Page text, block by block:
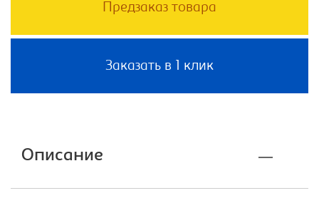
Предзаказ товара
Заказать в 1 клик
Описание